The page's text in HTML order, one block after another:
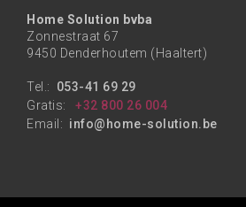
Home Solution bvba
Zonnestraat 67
9450 Denderhoutem (Haaltert)
Tel.: 053-41 69 29
Gratis:
+32 800 26 004
Email: info@home-solution.be